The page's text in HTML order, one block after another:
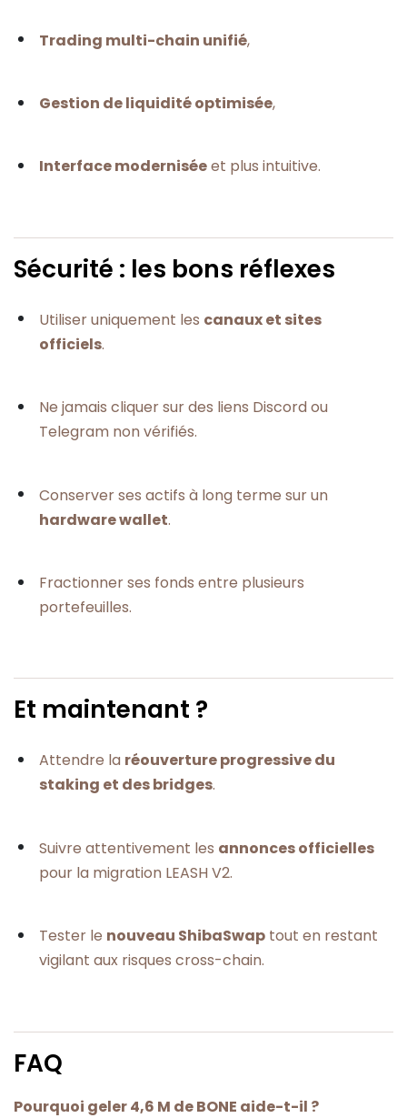
Trading multi-chain unifié,
Gestion de liquidité optimisée,
Interface moderniséeet plus intuitive.
Sécurité : les bons réflexes
Utiliser uniquement les canaux et sites
officiels.
Ne jamais cliquer sur des liens Discord ou
Telegram non vérifiés.
Conserver ses actifs à long terme sur un
hardware wallet.
Fractionner ses fonds entre plusieurs
portefeuilles.
Et maintenant ?
Attendre la réouverture progressive du
staking et des bridges.
Suivre attentivement les annonces officielles
pour la migration LEASH V2.
Tester le nouveau ShibaSwap tout en restant
vigilant aux risques cross-chain.
FAQ
Pourquoi geler 4,6 M de BONE aide-t-il ?